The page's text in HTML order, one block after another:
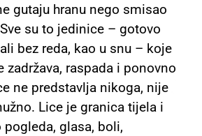
gutaju hranu nego smisao
su to jedinice – gotovo
bez reda, kao u snu – koje
zadržava, raspada i ponovno
ne predstavlja nikoga, nije
Lice je granica tijela i
glasa, boli,